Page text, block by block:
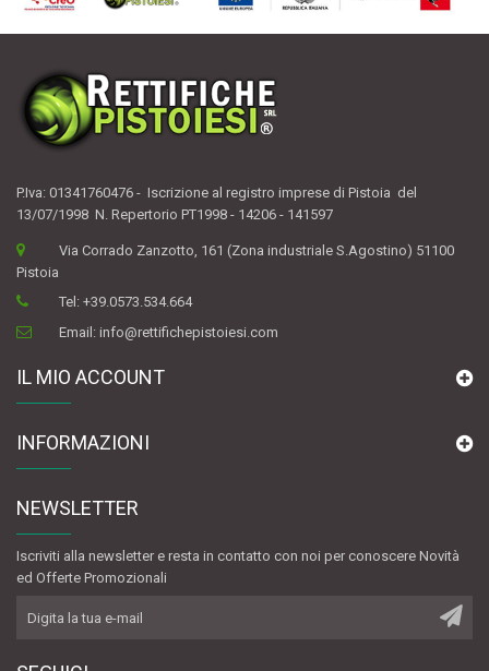
P.Iva: 01341760476 - Iscrizione al registro imprese di Pistoia del
13/07/1998 N. Repertorio PT1998 - 14206 - 141597
Via Corrado Zanzotto, 161 (Zona industriale S.Agostino) 51100
Pistoia
Tel:+39.0573.534.664
Email:info@rettifichepistoiesi.com
IL MIO ACCOUNT
INFORMAZIONI
NEWSLETTER
Iscriviti alla newsletter e resta in contatto con noi per conoscere Novità
ed Offerte Promozionali